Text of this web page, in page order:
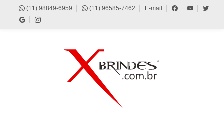
(11) 98849-6959 (11) 96585-7462 E-mail